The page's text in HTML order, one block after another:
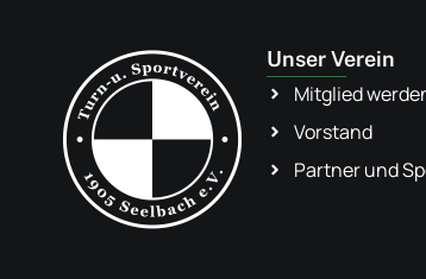
Unser Verein
Mitglied
Vorstand
Partner und